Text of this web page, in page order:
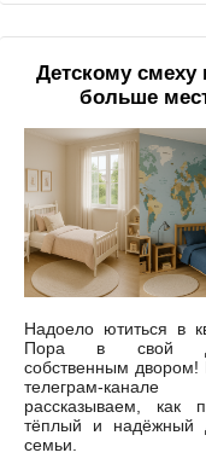
Детскому смеху
больше
Надоело ютиться в
Пора в свой
собственным
телеграм-канале
рассказываем, как
тёплый и надёжный
семьи.